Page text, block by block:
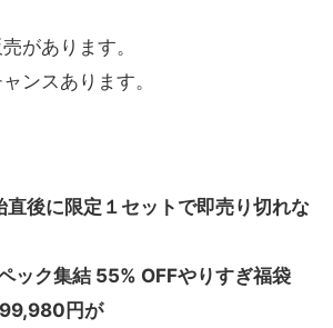
があります。
ンスあります。
直後に限定１セットで即売り切れな
ック集結 55% OFFやりすぎ福袋
円が